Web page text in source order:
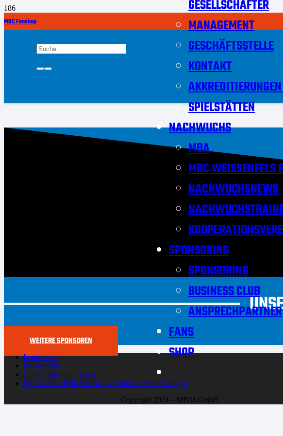
MBC Fanshop
GESELLSCHAFTER
MANAGEMENT
GESCHÄFTSSTELLE
KONTAKT
SPIELSTÄTTEN
NACHWUCHS
MBA
MBC WEISSENFELS
NACHWUCHSNEWS
SPONSORING
SPONSORING
BUSINESS CLUB
ANSPRECHPARTNER
FANS
SHOP
WEITERE SPONSOREN
Impressum
Datenschutz
Cookie-Richtlinie (EU)
Der SYNTAINICS MBC live und auf Abruf bei Dyn
Copyright 2024 – MBM GmbH